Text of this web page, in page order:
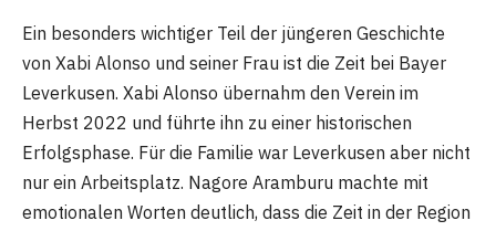
Ein besonders wichtiger Teil der jüngeren Geschichte
von Xabi Alonso und seiner Frau ist die Zeit bei Bayer
Leverkusen. Xabi Alonso übernahm den Verein im
Herbst 2022 und führte ihn zu einer historischen
Erfolgsphase. Für die Familie war Leverkusen aber nicht
nur ein Arbeitsplatz. Nagore Aramburu machte mit
emotionalen Worten deutlich, dass die Zeit in der Region